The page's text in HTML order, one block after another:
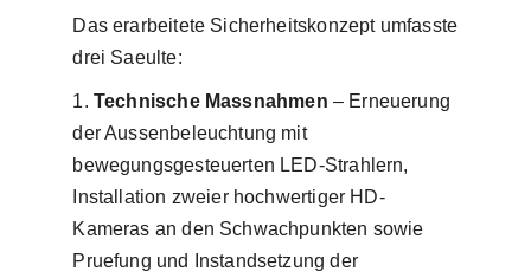
Das erarbeitete Sicherheitskonzept umfasste
drei Saeulte:
Technische Massnahmen – Erneuerung
der Aussenbeleuchtung mit
bewegungsgesteuerten LED-Strahlern,
Installation zweier hochwertiger HD-
Kameras an den Schwachpunkten sowie
Pruefung und Instandsetzung der